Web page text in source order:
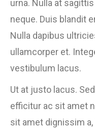
urna. Nulla at
neque. Duis blandit
Nulla dapibus
ullamcorper et.
vestibulum lacus.
Ut at justo lacus.
efficitur ac sit amet
sit amet dignissim